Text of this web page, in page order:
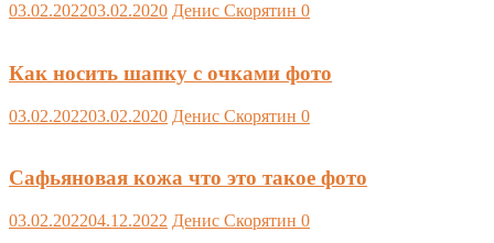
03.02.202203.02.2020 Денис Скорятин 0
Как носить шапку с очками фото
03.02.202203.02.2020 Денис Скорятин 0
Сафьяновая кожа что это такое фото
03.02.202204.12.2022 Денис Скорятин 0